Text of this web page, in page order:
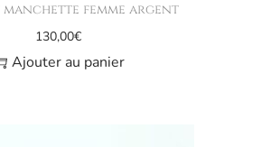
femme argent
130,00€
Ajouter au panier